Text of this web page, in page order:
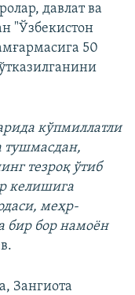
давлат ва
"Ўзбекистон
50
кўпмиллатли
тушмасдан,
тезроқ ўтиб
келишига
меҳр-
бир бор намоён
Зангиота